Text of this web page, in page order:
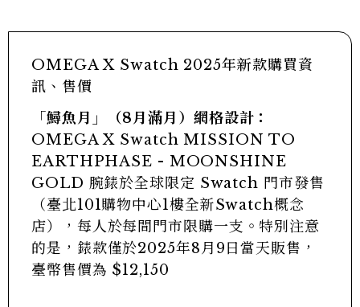
OMEGA X Swatch 2025年新款購買資
訊、售價
「鱘魚月」（8月滿月）網格設計：
OMEGA X Swatch MISSION TO
EARTHPHASE - MOONSHINE
GOLD 腕錶於全球限定 Swatch 門市發售
（臺北101購物中心1樓全新Swatch概念
店），每人於每間門市限購一支。特別注意
的是，錶款僅於2025年8月9日當天販售，
臺幣售價為 $12,150